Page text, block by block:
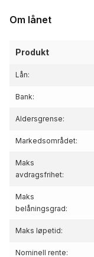
Om lånet
Produkt
Lån:
Bank:
Aldersgrense:
Markedsområdet:
Maks
avdragsfrihet:
Maks
belåningsgrad:
Maks løpetid:
Nominell rente: